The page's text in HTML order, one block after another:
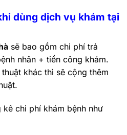
dùng dịch vụ khám tại
sẽ bao gồm chi phí trả
nhân + tiền công khám.
khác thì sẽ cộng thêm
chi phí khám bệnh như